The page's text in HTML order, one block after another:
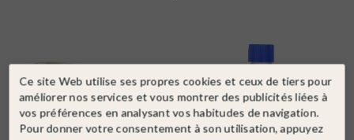
Ce site Web utilise ses propres cookies et ceux de tiers pour
améliorer nos services et vous montrer des publicités liées à
vos préférences en analysant vos habitudes de navigation.
Pour donner votre consentement à son utilisation, appuyez